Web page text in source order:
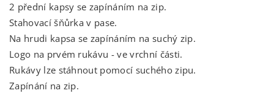
2 přední kapsy se zapínáním na zip.
Stahovací šňůrka v pase.
Na hrudi kapsa se zapínáním na suchý zip.
Logo na prvém rukávu - ve vrchní části.
Rukávy lze stáhnout pomocí suchého zipu.
Zapínání na zip.